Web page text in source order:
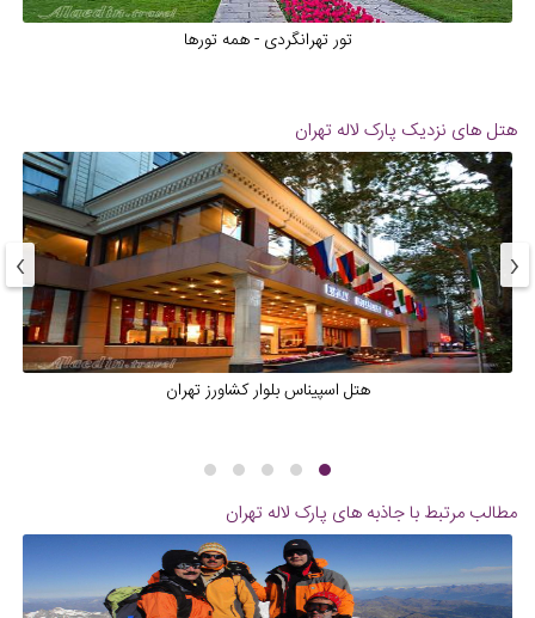
تور تهرانگردی - همه تورها
هتل های نزدیک پارک لاله تهران
هتل اسپیناس بلوار کشاورز تهران
‹
›
مطالب مرتبط با جاذبه های پارک لاله تهران